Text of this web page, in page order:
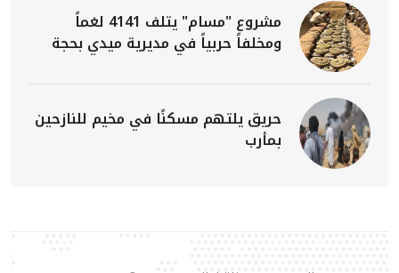
مشروع "مسام" يتلف 4141 لغماً
ومخلفاً حربياً في مديرية ميدي بحجة
حريق يلتهم مسكنًا في مخيم للنازحين
بمأرب